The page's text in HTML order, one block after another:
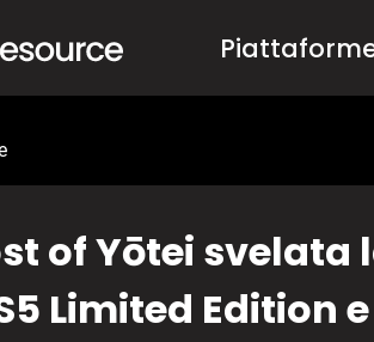
of Yōtei
Limited Edition